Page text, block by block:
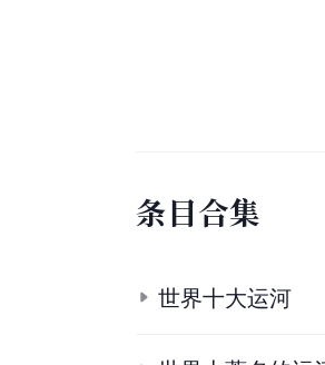
条目合集
世界十大运河